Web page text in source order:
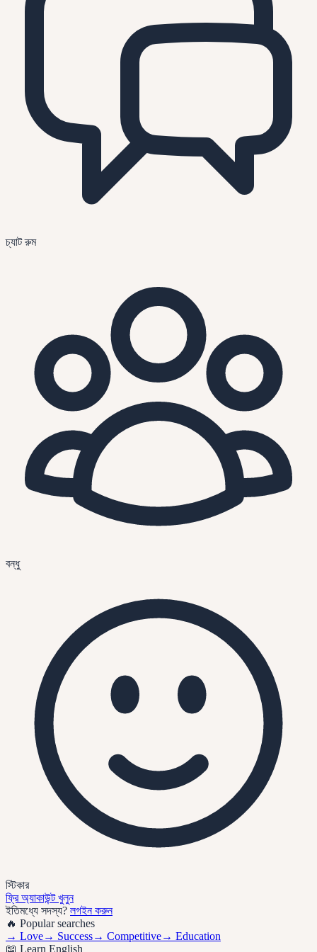
চ্যাট রুম
বন্ধু
স্টিকার
ফ্রি অ্যাকাউন্ট খুলুন
ইতিমধ্যে সদস্য? লগইন করুন
🔥 Popular searches
→ Love→ Success→ Competitive→ Education
📖 Learn English